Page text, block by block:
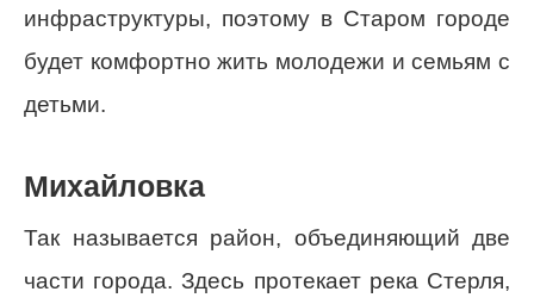
инфраструктуры, поэтому в Старом городе
будет комфортно жить молодежи и семьям с
детьми.
Михайловка
Так называется район, объединяющий две
части города. Здесь протекает река Стерля,